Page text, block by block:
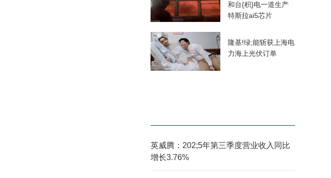
和台{积}电一道生产
特斯拉ai5芯片
隆基!绿;能斩获上海电
力海上光伏订单
英威腾：202;5年第三季度营业收入同比
增长3.76%